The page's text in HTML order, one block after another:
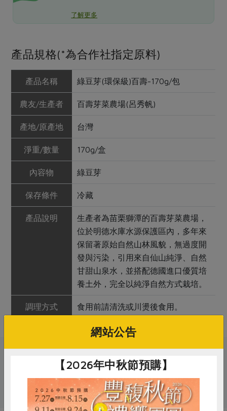
了解更多
產品規格(*為合作社指定原料)
產品名稱 綠豆芽(環保級)百壽-170g/包
農友/生產者 百壽芽菜農場(呂秀帆)
產地/原產地 台灣
淨重/數量 170g/盒
內容物 綠豆芽
保存條件 冷藏
產品說明
生產者為苗栗獅潭的百壽芽菜農場，
位於明德水庫水源保護區內，多年來
保留著原始自然山林風貌，無過度開
發與污染，引用來自仙山純淨、自然
甘甜山泉水，並搭配德國進口優質培
養土外，完全以純淨自然方式栽培。
調理方式 食用前請清洗或川燙後食用。
關鍵字
# 綠豆芽 # 豆芽菜 # 綠豆 # 芽菜
網站公告
【2026年中秋節預購】